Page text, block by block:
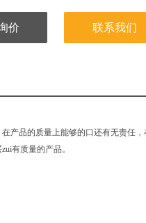
史，对力士乐产品非常熟悉！
齿轮泵|力士乐齿轮泵|力士乐柱
|力士乐Rexroth
价 联系我们
产品的质量上能够的口还有无责任
有质量的产品。